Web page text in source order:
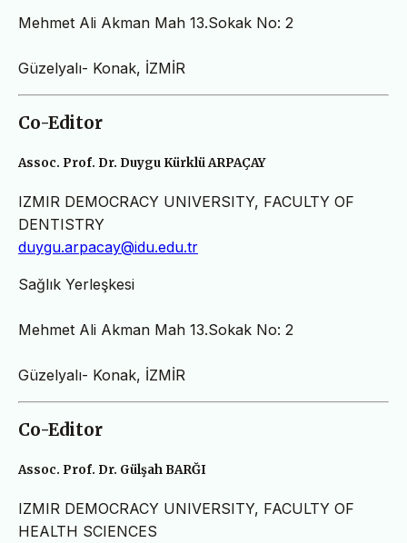
Mehmet Ali Akman Mah 13.Sokak No: 2
Güzelyalı- Konak, İZMİR
Co-Editor
Assoc. Prof. Dr. Duygu Kürklü ARPAÇAY
IZMIR DEMOCRACY UNIVERSITY, FACULTY OF
DENTISTRY
duygu.arpacay@idu.edu.tr
Sağlık Yerleşkesi
Mehmet Ali Akman Mah 13.Sokak No: 2
Güzelyalı- Konak, İZMİR
Co-Editor
Assoc. Prof. Dr. Gülşah BARĞI
IZMIR DEMOCRACY UNIVERSITY, FACULTY OF
HEALTH SCIENCES